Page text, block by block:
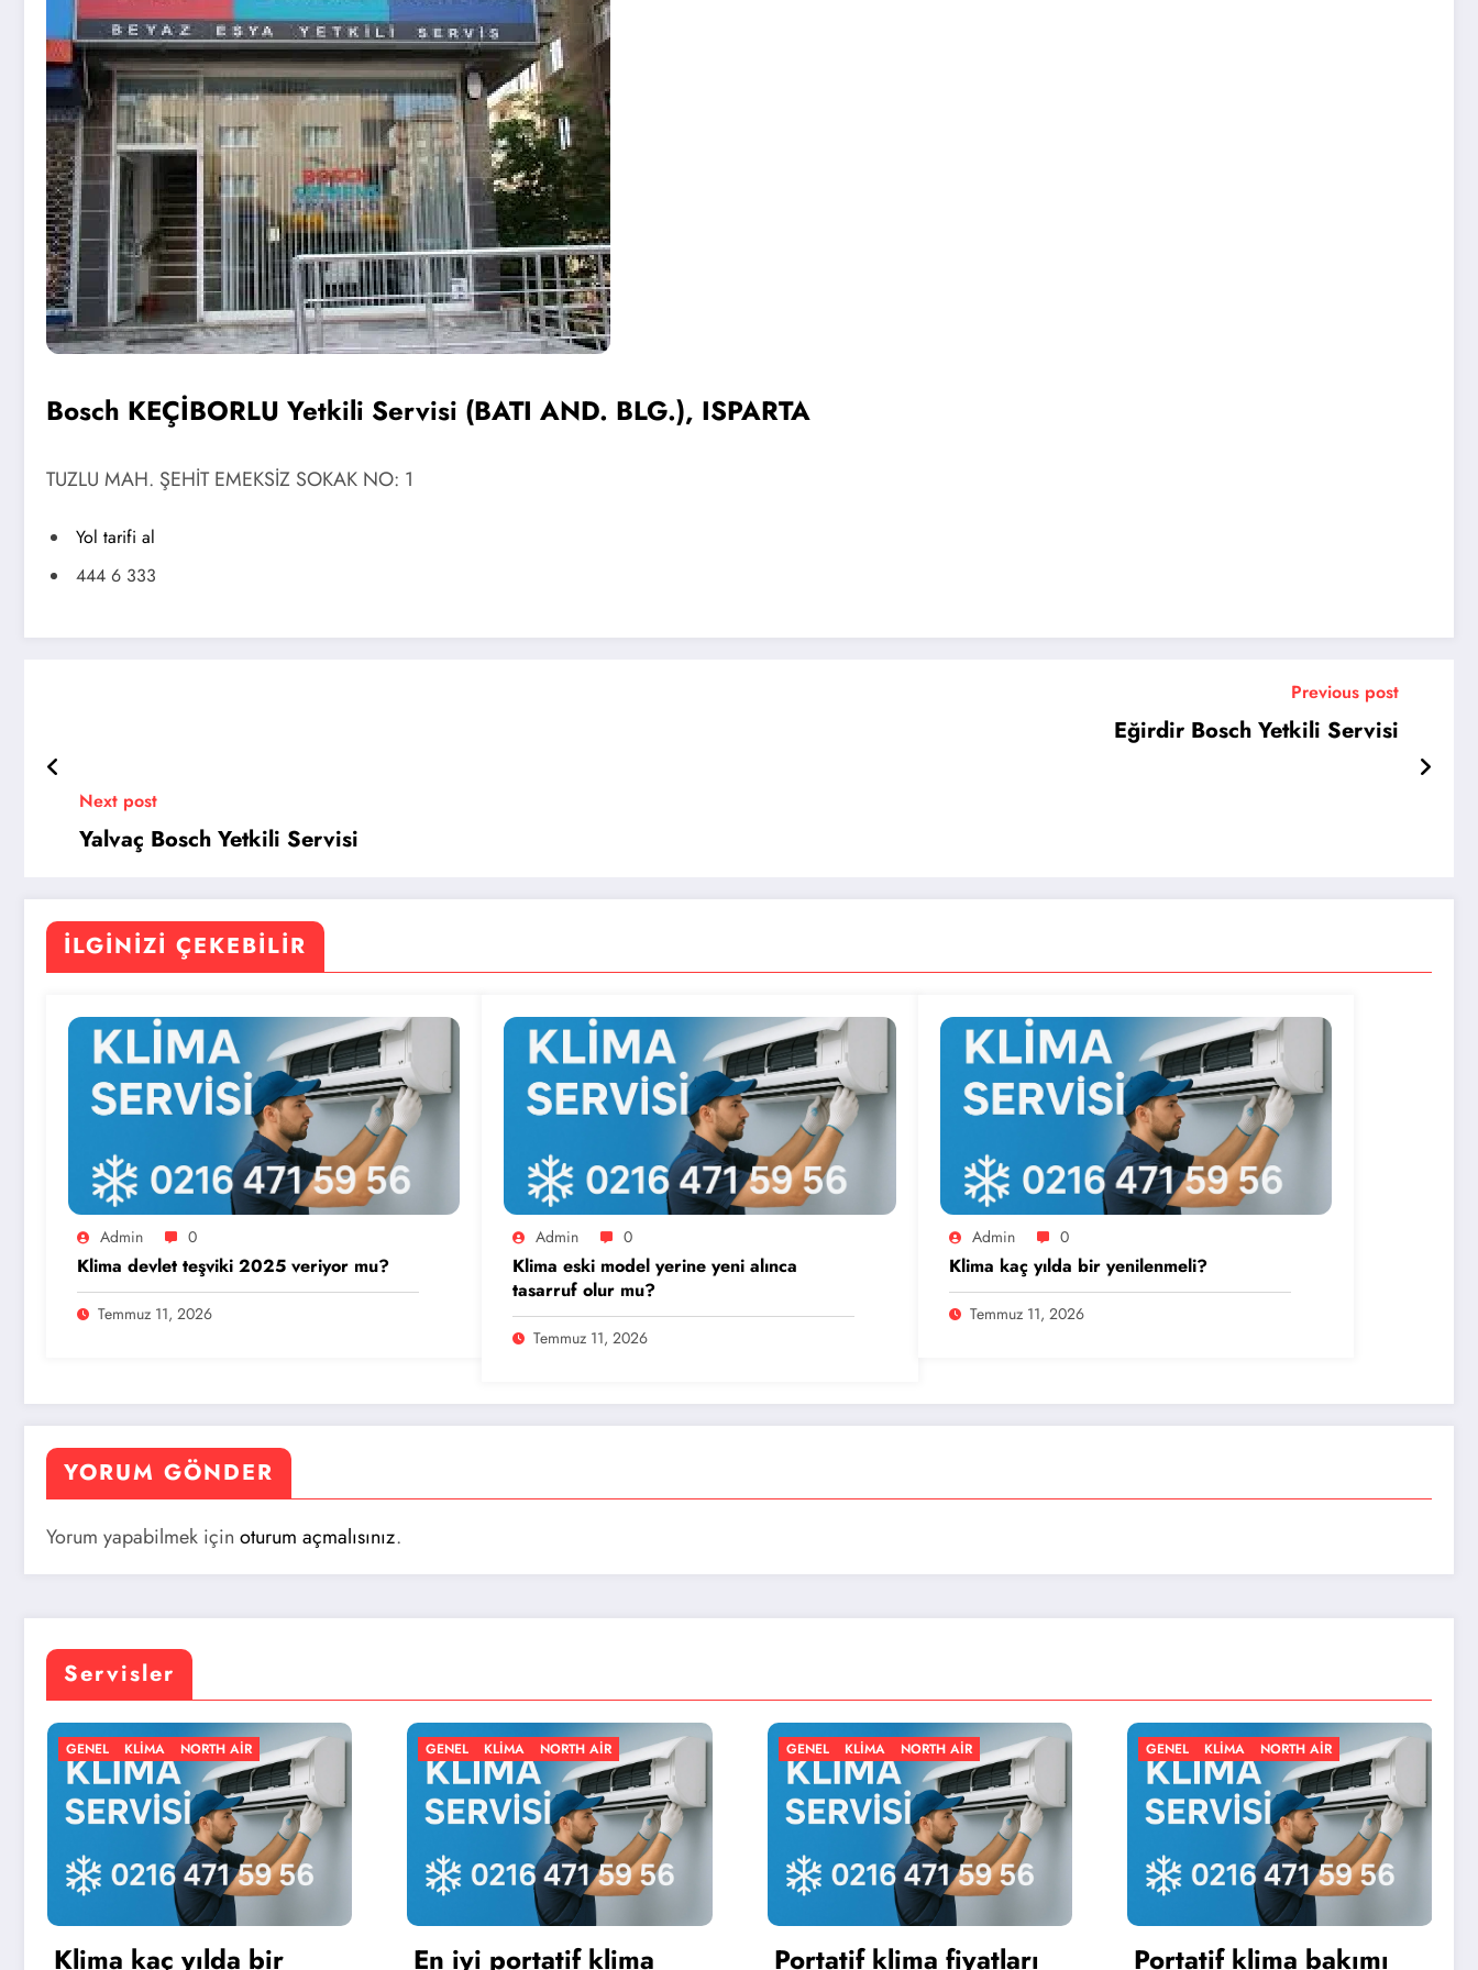
Bosch KEÇİBORLU Yetkili Servisi (BATI AND. BLG.), ISPARTA
TUZLU MAH. ŞEHİT EMEKSİZ SOKAK NO: 1
Yol tarifi al
444 6 333
Previous post
Eğirdir Bosch Yetkili Servisi
Next post
Yalvaç Bosch Yetkili Servisi
İLGINIZI ÇEKEBILIR
Admin 0
Klima devlet teşviki 2025 veriyor mu?
Temmuz 11, 2026
Admin 0
Klima eski model yerine yeni alınca
tasarruf olur mu?
Temmuz 11, 2026
Admin 0
Klima kaç yılda bir yenilenmeli?
Temmuz 11, 2026
YORUM GÖNDER
Yorum yapabilmek için oturum açmalısınız.
Servisler
GENEL KLIMA NORTH AIR
En iyi portatif klima
GENEL KLIMA NORTH AIR
Portatif klima fiyatları
GENEL KLIMA NORTH AIR
Portatif klima bakımı
GENEL KLIMA NORTH AIR